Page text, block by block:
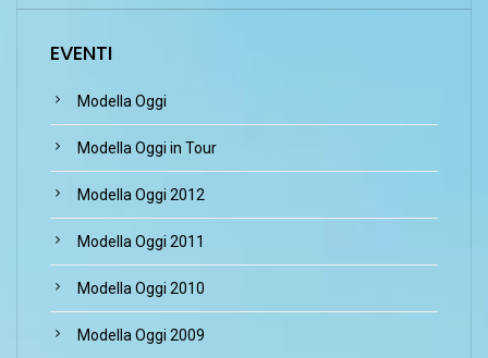
EVENTI
Modella Oggi
Modella Oggi in Tour
Modella Oggi 2012
Modella Oggi 2011
Modella Oggi 2010
Modella Oggi 2009